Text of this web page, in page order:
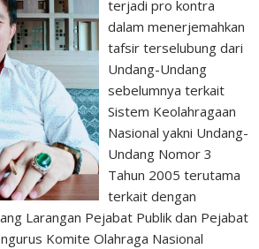
terjadi pro kontra
dalam menerjemahkan
tafsir terselubung dari
Undang-Undang
sebelumnya terkait
Sistem Keolahragaan
Nasional yakni Undang-
Undang Nomor 3
Tahun 2005 terutama
terkait dengan
Larangan Pejabat Publik dan Pejabat
Komite Olahraga Nasional